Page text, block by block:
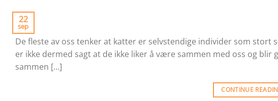
22
sep
De fleste av oss tenker at katter er selvstendige individer som stort
er ikke dermed sagt at de ikke liker å være sammen med oss og
sammen […]
CONTINUE